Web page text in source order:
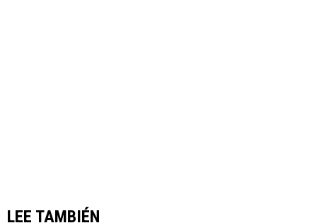
LEE TAMBIÉN